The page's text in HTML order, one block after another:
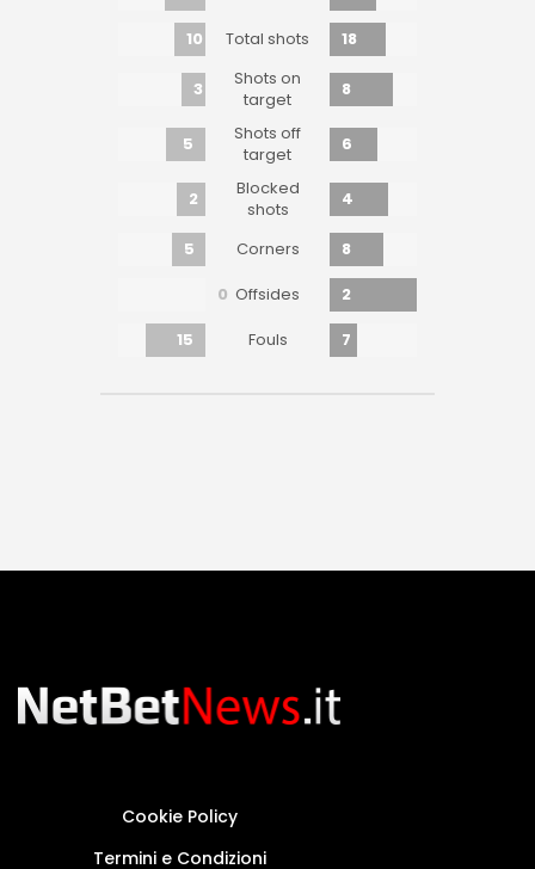
10
Total shots 18
3
Shots on
target
8
5
Shots off
target
6
2
Blocked
shots
4
5 Corners
8
0 Offsides
2
15
Fouls 7
Cookie Policy
Termini e Condizioni